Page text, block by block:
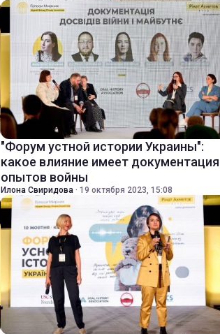
"Форум устной истории Украины":
какое влияние имеет документация
опытов войны
Илона Свиридова · 19 октября 2023, 15:08